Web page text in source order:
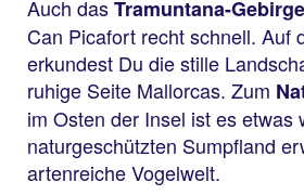
Auch dasTramuntana-Gebirge
Can Picafort recht schnell. Auf
erkundest Du die stille
ruhige Seite Mallorcas. Zum
im Osten der Insel ist es etwas
naturgeschützten Sumpfland
artenreiche Vogelwelt.